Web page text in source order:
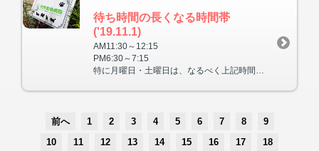
待ち時間の長くなる時間帯
('19.11.1)
AM11:30～12:15
PM6:30～7:15
特に月曜日・土曜日は、なるべく上記時間帯を避けて御来院ください
前へ 1 2 3 4 5 6 7 8
9
10
11 12 13 14 15 16 17
18